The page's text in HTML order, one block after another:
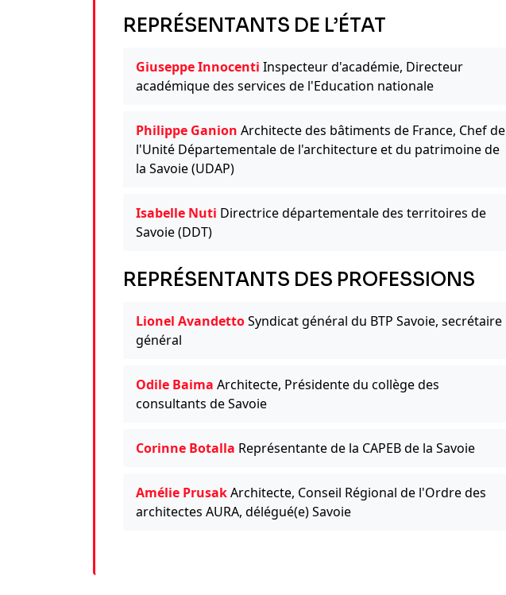
REPRÉSENTANTS DE L’ÉTAT
Giuseppe Innocenti Inspecteur d'académie, Directeur
académique des services de l'Education nationale
Philippe Ganion Architecte des bâtiments de France, Chef de
l'Unité Départementale de l'architecture et du patrimoine de
la Savoie (UDAP)
Isabelle Nuti Directrice départementale des territoires de
Savoie (DDT)
REPRÉSENTANTS DES PROFESSIONS
Lionel AvandettoSyndicat général du BTP Savoie, secrétaire
général
Odile Baima Architecte, Présidente du collège des
consultants de Savoie
Corinne Botalla Représentante de la CAPEB de la Savoie
Amélie PrusakArchitecte, Conseil Régional de l'Ordre des
architectes AURA, délégué(e) Savoie